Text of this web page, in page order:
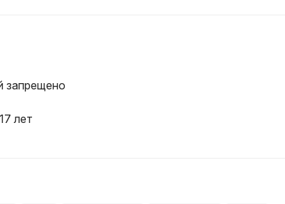
запрещено
лет